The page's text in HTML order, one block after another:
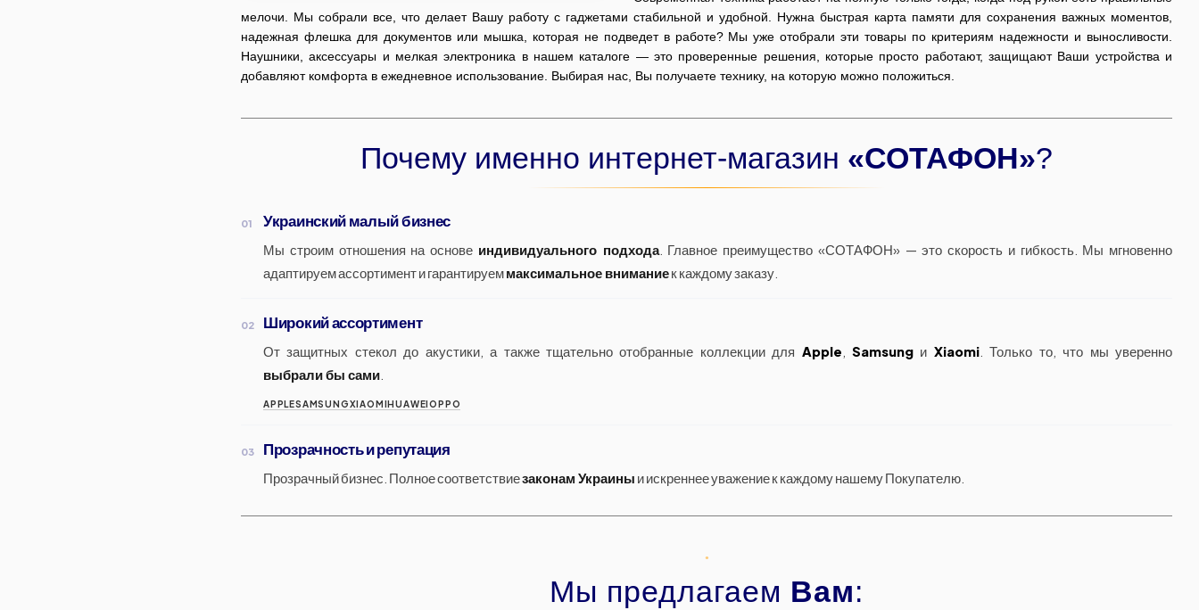
мелочи. Мы собрали все, что делает Вашу работу с гаджетами стабильной и удобной. Нужна быстрая карта памяти для сохранения важных моментов,
надежная флешка для документов или мышка, которая не подведет в работе? Мы уже отобрали эти товары по критериям надежности и выносливости.
Наушники, аксессуары и мелкая электроника в нашем каталоге — это проверенные решения, которые просто работают, защищают Ваши устройства и
добавляют комфорта в ежедневное использование. Выбирая нас, Вы получаете технику, на которую можно положиться.
Почему именно интернет-магазин «СОТАФОН»?
01 Украинский малый бизнес
Мы строим отношения на основе индивидуального подхода. Главное преимущество «СОТАФОН» — это скорость и гибкость. Мы мгновенно
адаптируем ассортимент и гарантируеммаксимальное вниманиек каждому заказу.
02 Широкий ассортимент
От защитных стекол до акустики, а также тщательно отобранные коллекции для Apple ,Samsung и Xiaomi. Только то, что мы уверенно
выбрали бы сами
APPLESAMSUNGXIAOMI HUAWEIOPPO
03 Прозрачность и репутация
Прозрачный бизнес. Полное соответствиезаконам Украины и искреннее уважение к каждому нашему Покупателю.
Мы предлагаем Вам: